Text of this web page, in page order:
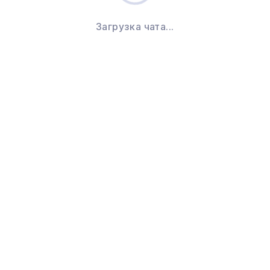
Загрузка чата...